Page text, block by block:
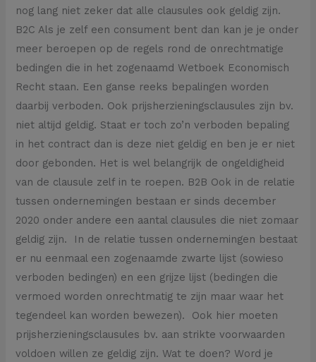
nog lang niet zeker dat alle clausules ook geldig zijn.
B2C Als je zelf een consument bent dan kan je je onder
meer beroepen op de regels rond de onrechtmatige
bedingen die in het zogenaamd Wetboek Economisch
Recht staan. Een ganse reeks bepalingen worden
daarbij verboden. Ook prijsherzieningsclausules zijn bv.
niet altijd geldig. Staat er toch zo’n verboden bepaling
in het contract dan is deze niet geldig en ben je er niet
door gebonden. Het is wel belangrijk de ongeldigheid
van de clausule zelf in te roepen. B2B Ook in de relatie
tussen ondernemingen bestaan er sinds december
2020 onder andere een aantal clausules die niet zomaar
geldig zijn. In de relatie tussen ondernemingen bestaat
er nu eenmaal een zogenaamde zwarte lijst (sowieso
verboden bedingen) en een grijze lijst (bedingen die
vermoed worden onrechtmatig te zijn maar waar het
tegendeel kan worden bewezen). Ook hier moeten
prijsherzieningsclausules bv. aan strikte voorwaarden
voldoen willen ze geldig zijn. Wat te doen? Word je